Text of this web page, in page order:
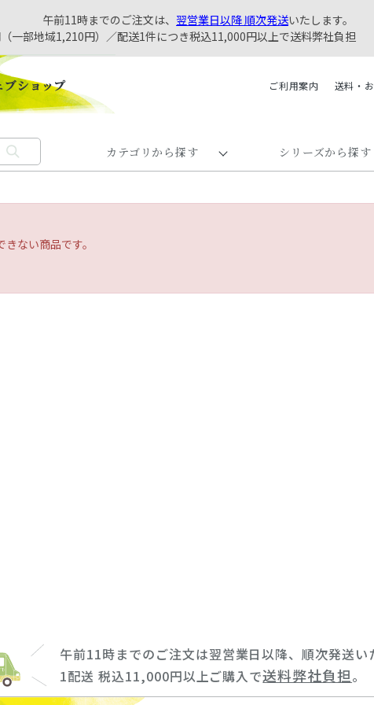
午前11時までのご注文は、 翌営業日以降 順次発送いたします。
一部地域1,210円）／配送1件につき税込11,000円以上で送料弊社負担
ご利用案内 送料・
カテゴリから探す シリーズから探す
ない商品です。
午前11時までのご注文は翌営業日以降、順次発送い
1配送 税込11,000円以上ご購入で送料弊社負担。